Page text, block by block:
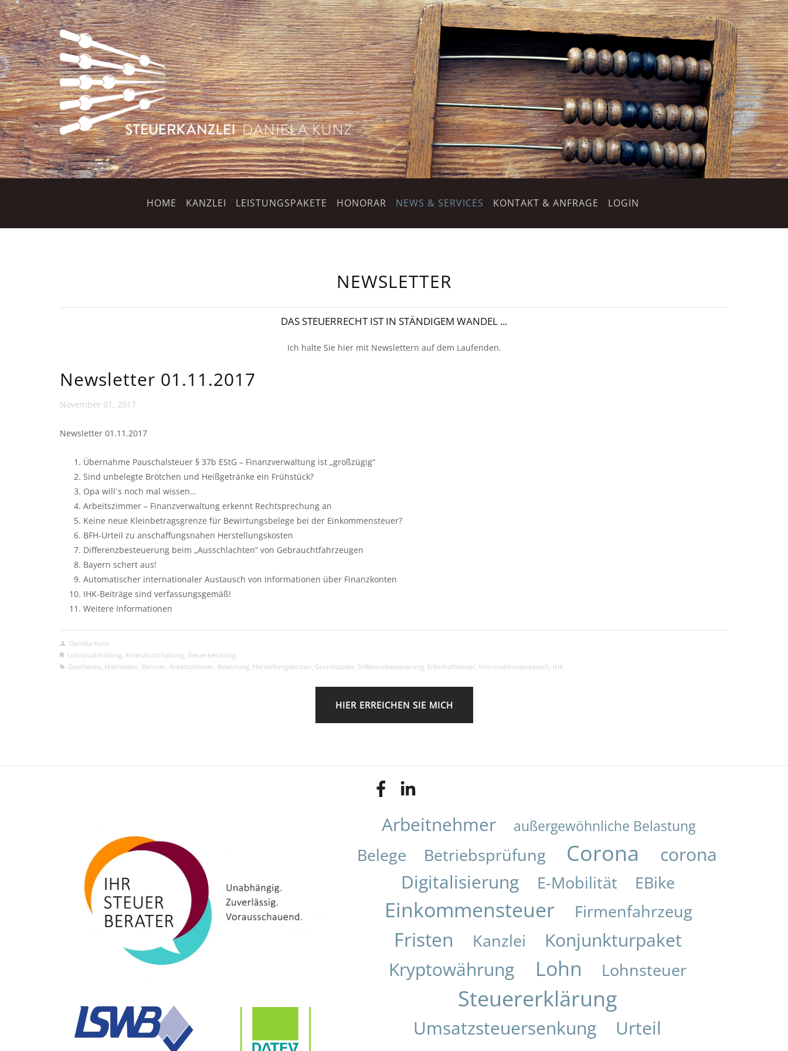
HOME KANZLEI LEISTUNGSPAKETE HONORAR NEWS & SERVICES KONTAKT & ANFRAGE LOGIN
NEWSLETTER
DAS STEUERRECHT IST IN STÄNDIGEM WANDEL ...
Ich halte Sie hier mit Newslettern auf dem Laufenden.
Newsletter 01.11.2017
November 01, 2017
Newsletter 01.11.2017
Übernahme Pauschalsteuer § 37b EStG – Finanzverwaltung ist „großzügig“
Sind unbelegte Brötchen und Heißgetränke ein Frühstück?
Opa will`s noch mal wissen…
Arbeitszimmer – Finanzverwaltung erkennt Rechtsprechung an
Keine neue Kleinbetragsgrenze für Bewirtungsbelege bei der Einkommensteuer?
BFH-Urteil zu anschaffungsnahen Herstellungskosten
Differenzbesteuerung beim „Ausschlachten“ von Gebrauchtfahrzeugen
Bayern schert aus!
Automatischer internationaler Austausch von Informationen über Finanzkonten
IHK-Beiträge sind verfassungsgemäß!
Weitere Informationen
Daniela Kunz
Lohnbuchhaltung, Finanzbuchhaltung, Steuerberatung
Geschenke, Mahlzeiten, Rentner, Arbeitszimmer, Bewirtung, Herstellungskosten, Grundstücke, Differenzbesteuerung, Erbschaftsteuer, Informationsaustausch, IHK
HIER ERREICHEN SIE MICH
Arbeitnehmer außergewöhnliche Belastung
Belege Betriebsprüfung Corona
corona
Digitalisierung
E-Mobilität EBike
Einkommensteuer Firmenfahrzeug
Fristen Kanzlei
Konjunkturpaket
Kryptowährung
Lohn Lohnsteuer
Steuererklärung
Umsatzsteuersenkung Urteil